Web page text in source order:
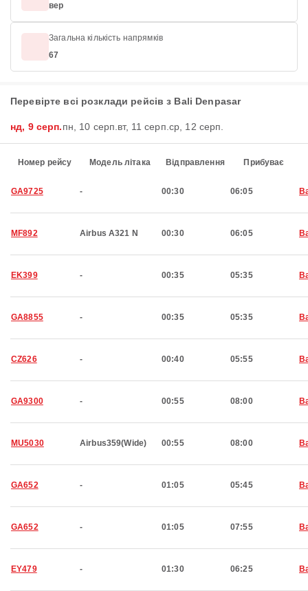
вер
Загальна кількість напрямків
67
Перевірте всі розклади рейсів з Bali Denpasar
нд, 9 серп.пн, 10 серп. вт, 11 серп. ср, 12 серп.
Номер рейсу Модель літака Відправлення Прибуває
GA9725 - 00:30 06:05
MF892 Airbus A321 N 00:30 06:05
EK399 - 00:35 05:35
GA8855 - 00:35 05:35
CZ626 - 00:40 05:55
GA9300 - 00:55 08:00
MU5030 Airbus359(Wide) 00:55 08:00
GA652 - 01:05 05:45
GA652 - 01:05 07:55
EY479 - 01:30 06:25